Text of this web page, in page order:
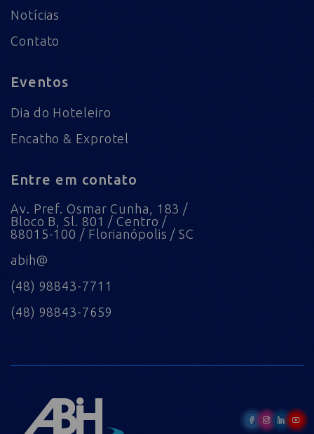
Notícias
Contato
Eventos
Dia do Hoteleiro
Encatho & Exprotel
Entre em contato
Av. Pref. Osmar Cunha, 183 /
Bloco B, Sl. 801 / Centro /
88015-100 / Florianópolis / SC
abih@
(48) 98843-7711
(48) 98843-7659